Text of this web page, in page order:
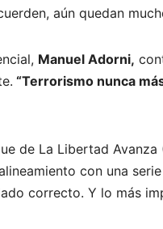
aún quedan
Manuel Adorni,
“Terrorismo nunca
de La Libertad
con una
correcto. Y lo más